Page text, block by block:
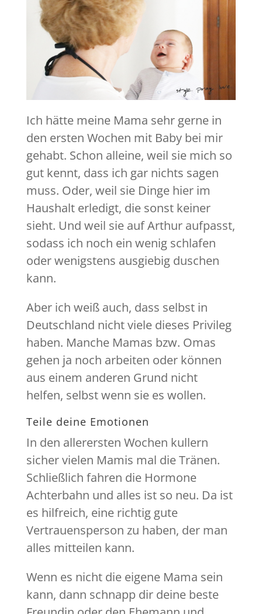
Ich hätte meine Mama sehr gerne in
den ersten Wochen mit Baby bei mir
gehabt. Schon alleine, weil sie mich so
gut kennt, dass ich gar nichts sagen
muss. Oder, weil sie Dinge hier im
Haushalt erledigt, die sonst keiner
sieht. Und weil sie auf Arthur aufpasst,
sodass ich noch ein wenig schlafen
oder wenigstens ausgiebig duschen
kann.
Aber ich weiß auch, dass selbst in
Deutschland nicht viele dieses Privileg
haben. Manche Mamas bzw. Omas
gehen ja noch arbeiten oder können
aus einem anderen Grund nicht
helfen, selbst wenn sie es wollen.
Teile deine Emotionen
In den allerersten Wochen kullern
sicher vielen Mamis mal die Tränen.
Schließlich fahren die Hormone
Achterbahn und alles ist so neu. Da ist
es hilfreich, eine richtig gute
Vertrauensperson zu haben, der man
alles mitteilen kann.
Wenn es nicht die eigene Mama sein
kann, dann schnapp dir deine beste